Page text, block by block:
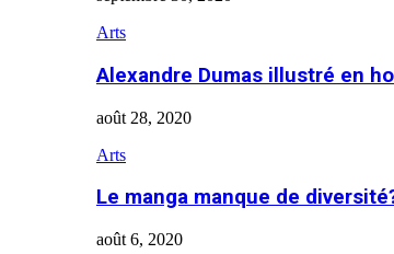
Arts
Alexandre Dumas illustré en
août 28, 2020
Arts
Le manga manque de
août 6, 2020